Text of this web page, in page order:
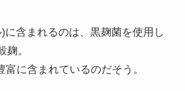
に含まれるのは、黒麹菌を使用し
麹。
富に含まれているのだそう。